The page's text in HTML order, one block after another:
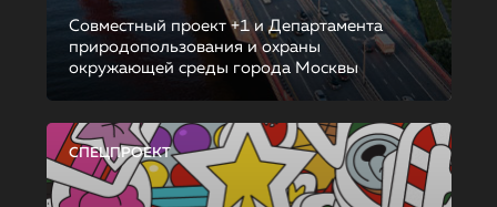
Совместный проект +1 и Департамента
природопользования и охраны
окружающей среды города Москвы
СПЕЦПРОЕКТ